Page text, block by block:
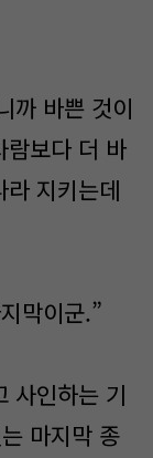
까 바쁜 것이
람보다 더 바
지키는데
막이군.”
사인하는 기
마지막 종